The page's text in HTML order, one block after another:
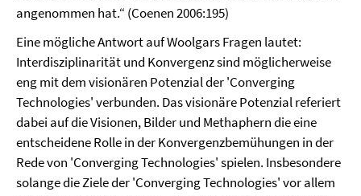
angenommen hat.“ (Coenen 2006:195)
Eine mögliche Antwort auf Woolgars Fragen lautet:
Interdisziplinarität und Konvergenz sind möglicherweise
eng mit dem visionären Potenzial der 'Converging
Technologies' verbunden. Das visionäre Potenzial referiert
dabei auf die Visionen, Bilder und Methaphern die eine
entscheidene Rolle in der Konvergenzbemühungen in der
Rede von 'Converging Technologies' spielen. Insbesondere
solange die Ziele der 'Converging Technologies' vor allem